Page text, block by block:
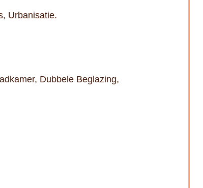
Urbanisatie.
Dubbele Beglazing,